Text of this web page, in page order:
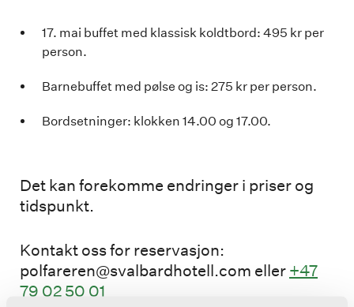
17. mai buffet med klassisk koldtbord: 495 kr per
person.
Barnebuffet med pølse og is: 275 kr per person.
Bordsetninger: klokken 14.00 og 17.00.
Det kan forekomme endringer i priser og
tidspunkt.
Kontakt oss for reservasjon:
polfareren@svalbardhotell.com eller +47
79 02 50 01